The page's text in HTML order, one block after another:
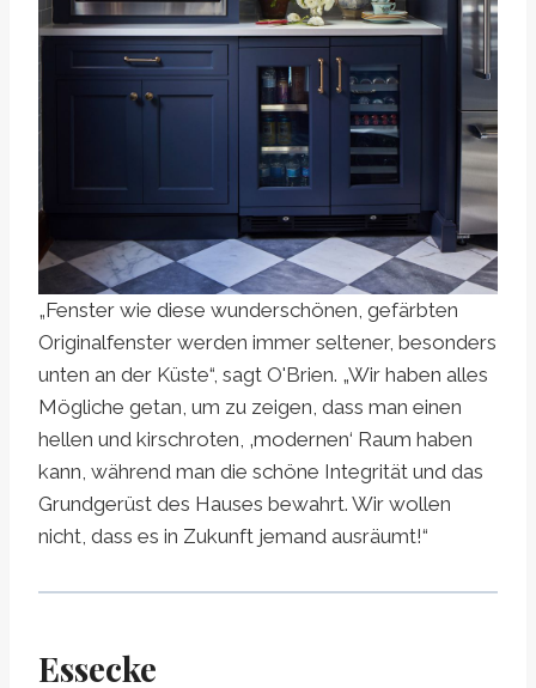
„Fenster wie diese wunderschönen, gefärbten
Originalfenster werden immer seltener, besonders
unten an der Küste“, sagt O'Brien. „Wir haben alles
Mögliche getan, um zu zeigen, dass man einen
hellen und kirschroten, ‚modernen‘ Raum haben
kann, während man die schöne Integrität und das
Grundgerüst des Hauses bewahrt. Wir wollen
nicht, dass es in Zukunft jemand ausräumt!“
Essecke